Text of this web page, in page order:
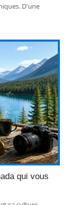
D'une
qui vous